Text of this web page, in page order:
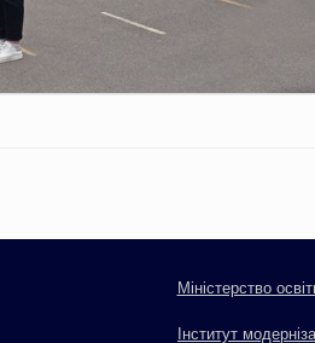
Міністерство
Інститут